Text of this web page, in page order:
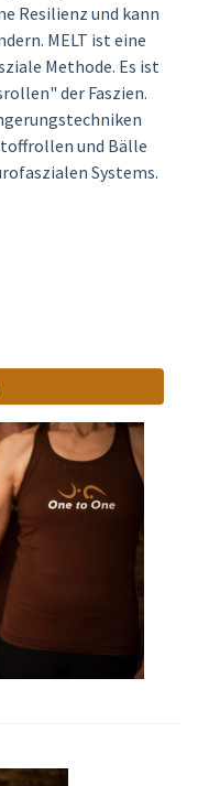
Resilienz und kann
MELT ist eine
Methode. Es ist
der Faszien.
und Bälle
Systems.